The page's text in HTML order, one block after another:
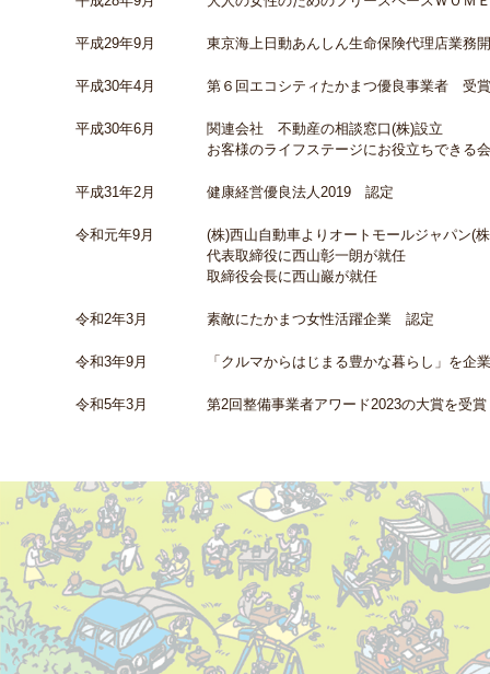
平成29年9月 東京海上日動あんしん生命保険代理店業務
平成30年4月 第６回エコシティたかまつ優良事業者 受賞
平成30年6月
関連会社 不動産の相談窓口(株)設立
お客様のライフステージにお役立ちできる
平成31年2月 健康経営優良法人2019 認定
令和元年9月
(株)西山自動車よりオートモールジャパン(
代表取締役に西山彰一朗が就任
取締役会長に西山巖が就任
令和2年3月 素敵にたかまつ女性活躍企業 認定
令和3年9月 「クルマからはじまる豊かな暮らし」を企
令和5年3月 第2回整備事業者アワード2023の大賞を受賞